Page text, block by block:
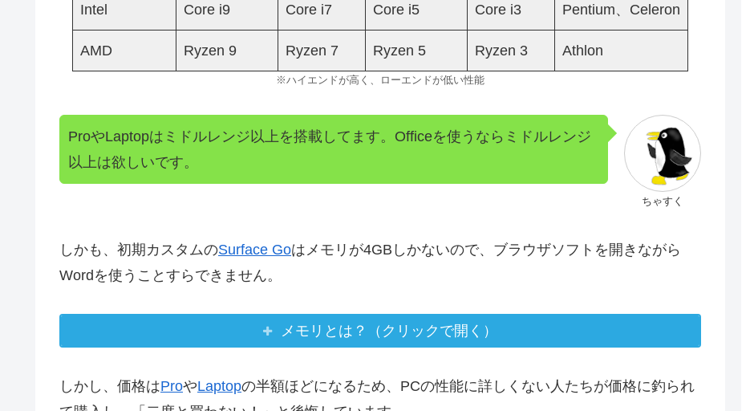
Intel Core i9 Core i7 Core i5 Core i3 Pentium、Celeron
AMD Ryzen 9 Ryzen 7 Ryzen 5 Ryzen 3 Athlon
※ハイエンドが高く、ローエンドが低い性能
ちゃすく
ProやLaptopはミドルレンジ以上を搭載してます。Officeを使うならミドルレンジ
以上は欲しいです。
しかも、初期カスタムのSurface Goはメモリが4GBしかないので、ブラウザソフトを開きながら
Wordを使うことすらできません。
メモリとは？（クリックで開く）
しかし、価格はProやLaptopの半額ほどになるため、PCの性能に詳しくない人たちが価格に釣られ